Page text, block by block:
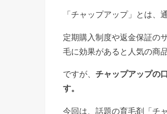
「チャップアップ」とは、
定期購入制度や返金保証の
毛に効果があると人気の商品
ですが、 チャップアップの
す。
今回は、話題の育毛剤「チ